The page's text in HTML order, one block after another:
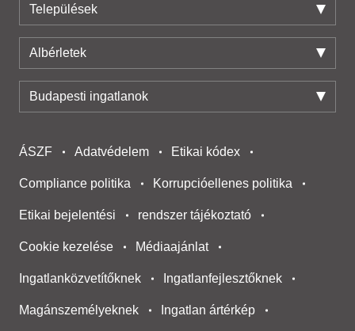
Települések
Albérletek
Budapesti ingatlanok
ÁSZF Adatvédelem Etikai kódex
Compliance politika Korrupcióellenes politika
Etikai bejelentési rendszer tájékoztató
Cookie kezelése Médiaajánlat
Ingatlanközvetítőknek Ingatlanfejlesztőknek
Magánszemélyeknek Ingatlan ártérkép